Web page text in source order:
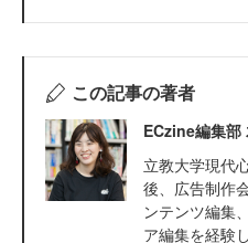
この記事の著者
ECzine編集部
立教大学現代
後、広告制作
ンテンツ編集
ア編集を経験